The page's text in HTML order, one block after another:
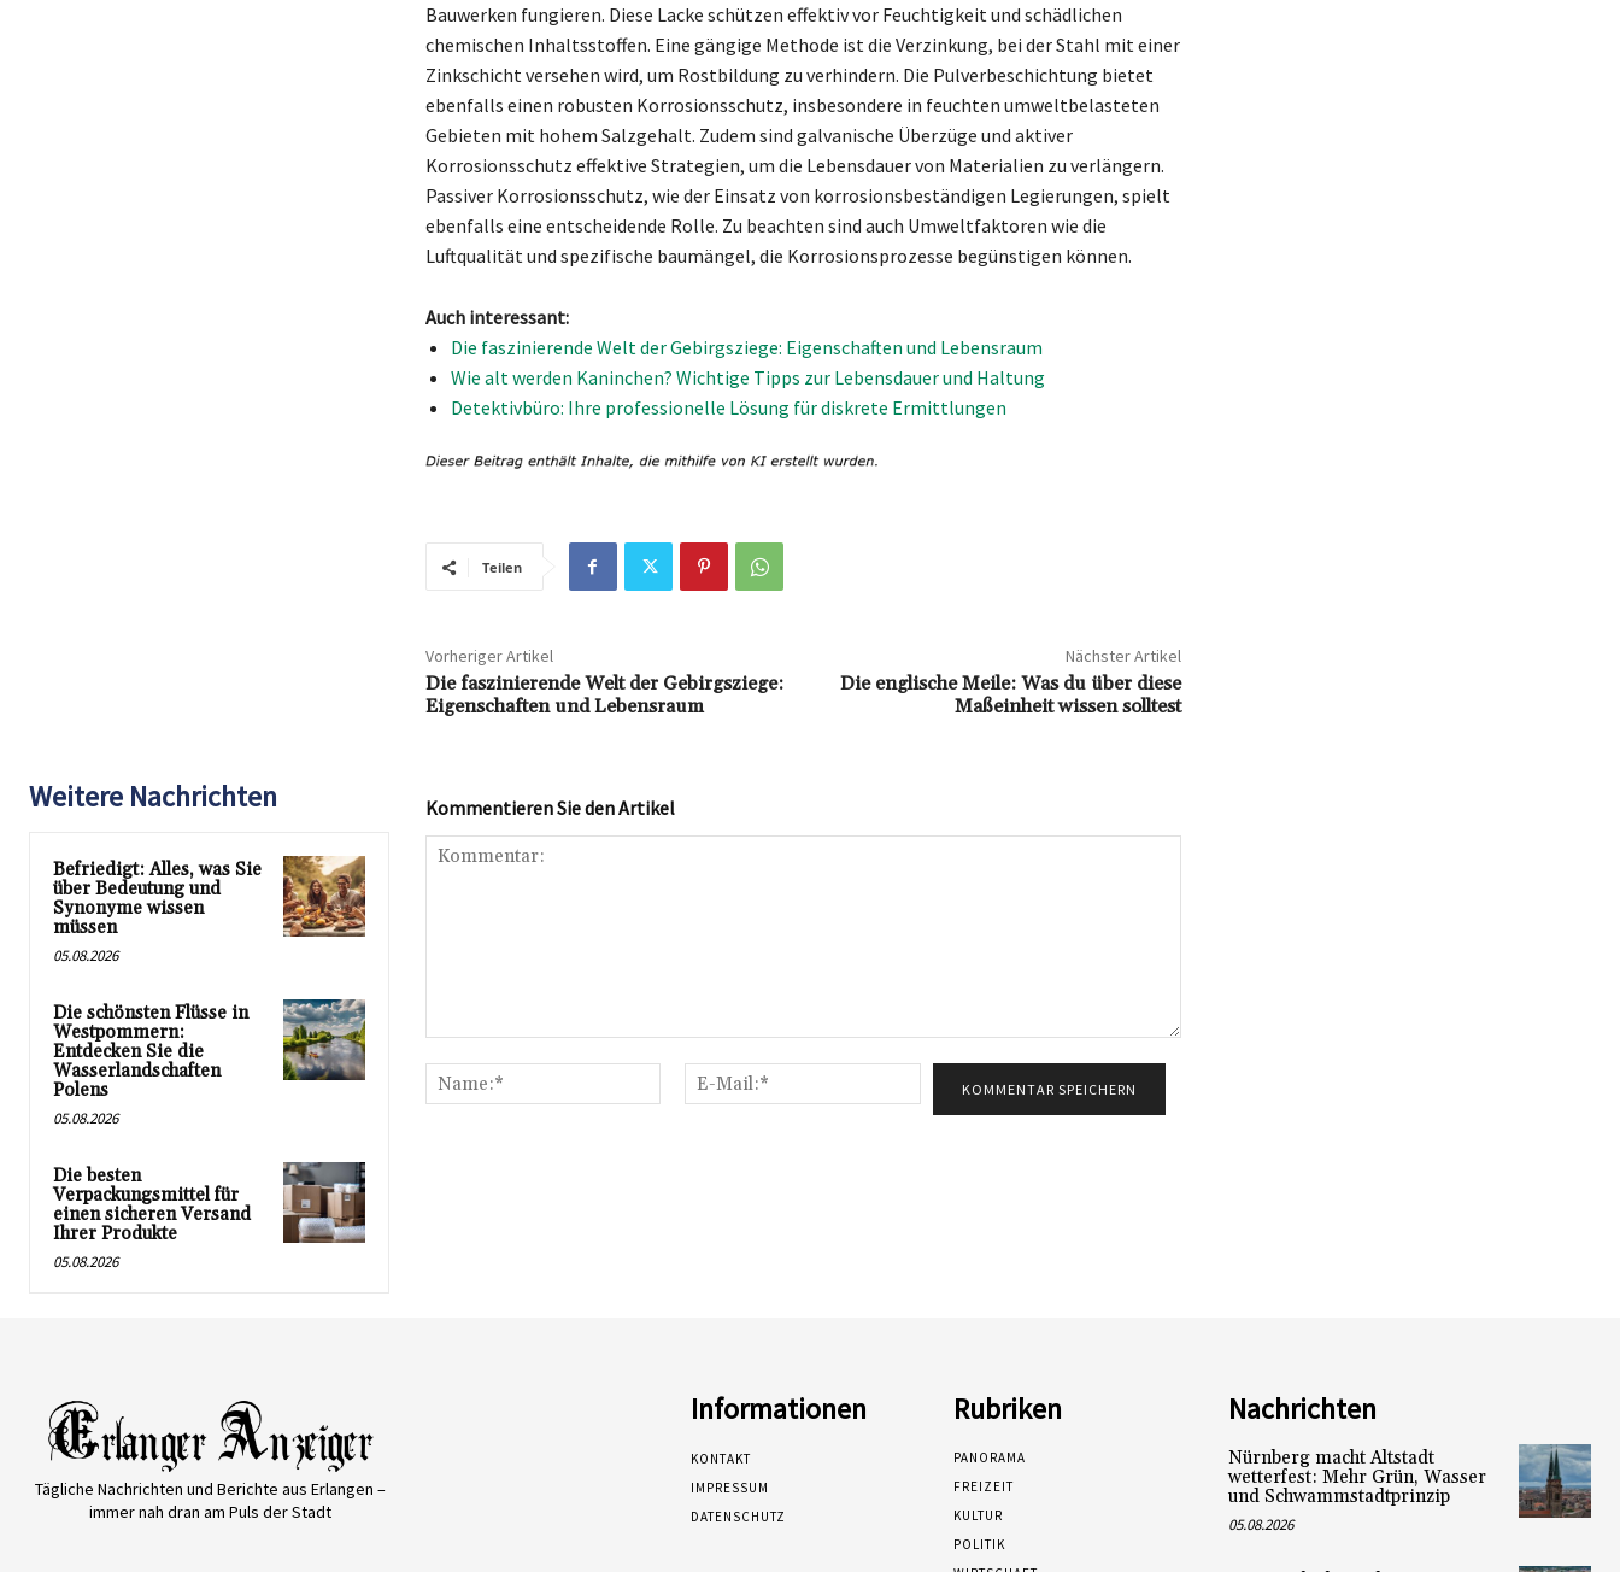
Bauwerken fungieren. Diese Lacke schützen effektiv vor Feuchtigkeit und schädlichen
chemischen Inhaltsstoffen. Eine gängige Methode ist die Verzinkung, bei der Stahl mit einer
Zinkschicht versehen wird, um Rostbildung zu verhindern. Die Pulverbeschichtung bietet
ebenfalls einen robusten Korrosionsschutz, insbesondere in feuchten umweltbelasteten
Gebieten mit hohem Salzgehalt. Zudem sind galvanische Überzüge und aktiver
Korrosionsschutz effektive Strategien, um die Lebensdauer von Materialien zu verlängern.
Passiver Korrosionsschutz, wie der Einsatz von korrosionsbeständigen Legierungen, spielt
ebenfalls eine entscheidende Rolle. Zu beachten sind auch Umweltfaktoren wie die
Luftqualität und spezifische baumängel, die Korrosionsprozesse begünstigen können.
Auch interessant:
Die faszinierende Welt der Gebirgsziege: Eigenschaften und Lebensraum
Wie alt werden Kaninchen? Wichtige Tipps zur Lebensdauer und Haltung
Detektivbüro: Ihre professionelle Lösung für diskrete Ermittlungen
Teilen
Vorheriger Artikel
Die faszinierende Welt der Gebirgsziege:
Eigenschaften und Lebensraum
Nächster Artikel
Die englische Meile: Was du über diese
Maßeinheit wissen solltest
Weitere Nachrichten
Befriedigt: Alles, was Sie
über Bedeutung und
Synonyme wissen
müssen
05.08.2026
Die schönsten Flüsse in
Westpommern:
Entdecken Sie die
Wasserlandschaften
Polens
05.08.2026
Die besten
Verpackungsmittel für
einen sicheren Versand
Ihrer Produkte
05.08.2026
Kommentieren Sie den Artikel
Name:*
Mail:*
Tägliche Nachrichten und Berichte aus Erlangen –
immer nah dran am Puls der Stadt
Informationen
KONTAKT
IMPRESSUM
DATENSCHUTZ
Rubriken
PANORAMA
FREIZEIT
KULTUR
POLITIK
Nachrichten
Nürnberg macht Altstadt
wetterfest: Mehr Grün, Wasser
und Schwammstadtprinzip
05.08.2026